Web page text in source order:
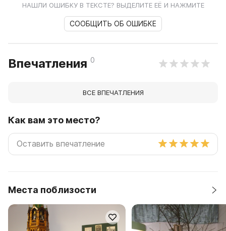
НАШЛИ ОШИБКУ В ТЕКСТЕ? ВЫДЕЛИТЕ ЕЁ И НАЖМИТЕ
СООБЩИТЬ ОБ ОШИБКЕ
Впечатления 0
ВСЕ ВПЕЧАТЛЕНИЯ
Как вам это место?
Места поблизости